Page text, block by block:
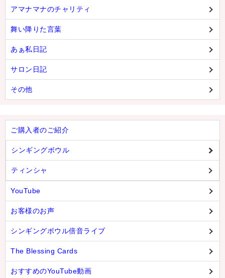
アマナマナのチャリティ
舞い降りた言葉
あぁ私日記
サロン日記
その他
ご購入者のご紹介
シンギングボウル
ティンシャ
YouTube
お客様のお声
シンギングボウル倍音ライブ
The Blessing Cards
おすすめのYouTube動画